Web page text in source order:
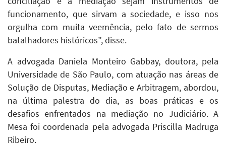
funcionamento, que sirvam a sociedade, e isso nos
orgulha com muita veemência, pelo fato de sermos
batalhadores históricos”, disse.
A advogada Daniela Monteiro Gabbay, doutora, pela
Universidade de São Paulo, com atuação nas áreas de
Solução de Disputas, Mediação e Arbitragem, abordou,
na última palestra do dia, as boas práticas e os
desafios enfrentados na mediação no Judiciário. A
Mesa foi coordenada pela advogada Priscilla Madruga
Ribeiro.